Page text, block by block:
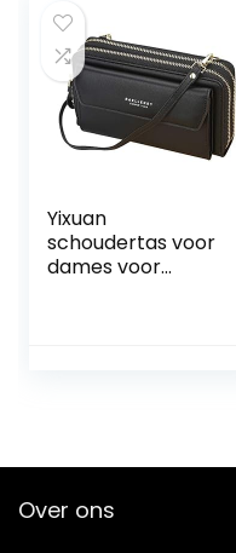
Yixuan
schoudertas voor
dames voor
Over ons